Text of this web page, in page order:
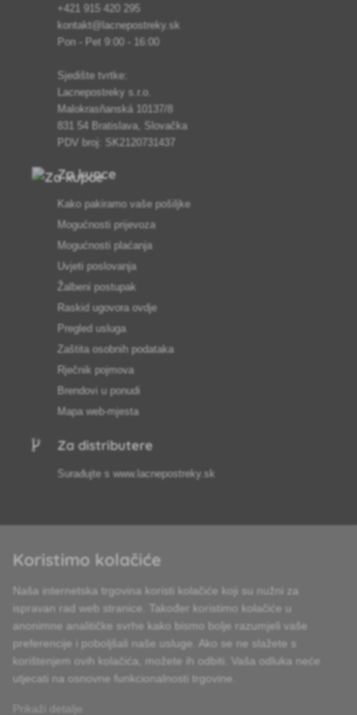
+421 915 420 295
kontakt@lacnepostreky.sk
Pon - Pet 9:00 - 16:00
Sjedište tvrtke:
Lacnepostreky s.r.o.
Malokrasňanská 10137/8
831 54 Bratislava, Slovačka
PDV broj: SK2120731437
Za kupce
Kako pakiramo vaše pošiljke
Mogućnosti prijevoza
Mogućnosti plaćanja
Uvjeti poslovanja
Žalbeni postupak
Raskid ugovora ovdje
Pregled usluga
Zaštita osobnih podataka
Rječnik pojmova
Brendovi u ponudi
Mapa web-mjesta
Za distributere
Surađujte s www.lacnepostreky.sk
Uvijek ćemo vas profesionalno savjetovati
Reklamacije obrađujemo u roku od 24 sata
Dostava u roku od 24 sata od ponedjeljka do petka
Koristimo kolačiće
Naša internetska trgovina koristi kolačiće koji su nužni za
ispravan rad web stranice. Također koristimo kolačiće u
anonimne analitičke svrhe kako bismo bolje razumjeli vaše
preferencije i poboljšali naše usluge. Ako se ne slažete s
korištenjem ovih kolačića, možete ih odbiti. Vaša odluka neće
utjecati na osnovne funkcionalnosti trgovine.
Prikaži detalje